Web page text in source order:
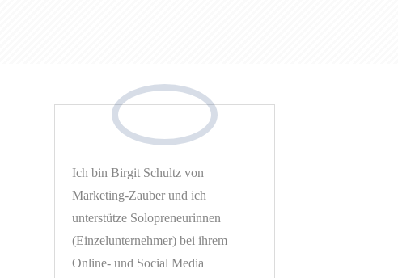
Ich bin Birgit Schultz von
Marketing-Zauber und ich
unterstütze Solopreneurinnen
(Einzelunternehmer) bei ihrem
Online- und Social Media